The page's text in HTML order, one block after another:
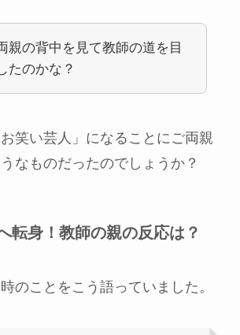
親の背中を見て教師の道を目
たのかな？
お笑い芸人」になることにご両親
なものだったのでしょうか？
転身！教師の親の反応は？
のことをこう語っていました。